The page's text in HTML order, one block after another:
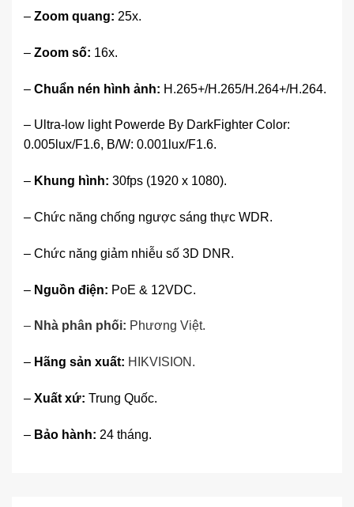
– Zoom quang: 25x.
– Zoom số: 16x.
– Chuẩn nén hình ảnh: H.265+/H.265/H.264+/H.264.
– Ultra-low light Powerde By DarkFighter Color:
0.005lux/F1.6, B/W: 0.001lux/F1.6.
– Khung hình: 30fps (1920 x 1080).
– Chức năng chống ngược sáng thực WDR.
– Chức năng giảm nhiễu số 3D DNR.
– Nguồn điện: PoE & 12VDC.
– Nhà phân phối: Phương Việt.
– Hãng sản xuất: HIKVISION.
– Xuất xứ: Trung Quốc.
– Bảo hành: 24 tháng.